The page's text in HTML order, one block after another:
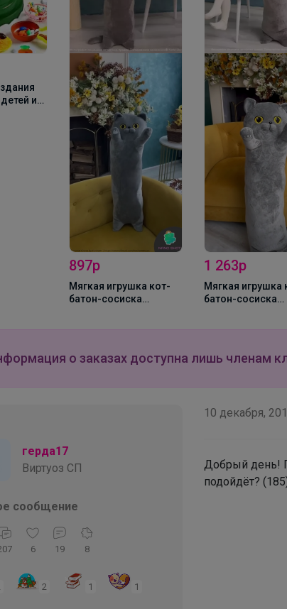
и
897р
Мягкая игрушка кот-
батон-сосиска
1 263р
Мягкая игрушка
батон-сосиска
о заказах доступна лишь членам
герда17
Виртуоз СП
сообщение
6 19 8
2 1 1
10 декабря,
Добрый день!
подойдёт?
Колготки и
Вейла
Большой